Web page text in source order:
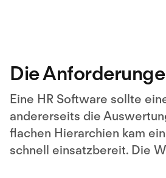
Die
Eine HR Software sollte
andererseits die
flachen Hierarchien kam
schnell einsatzbereit. Die